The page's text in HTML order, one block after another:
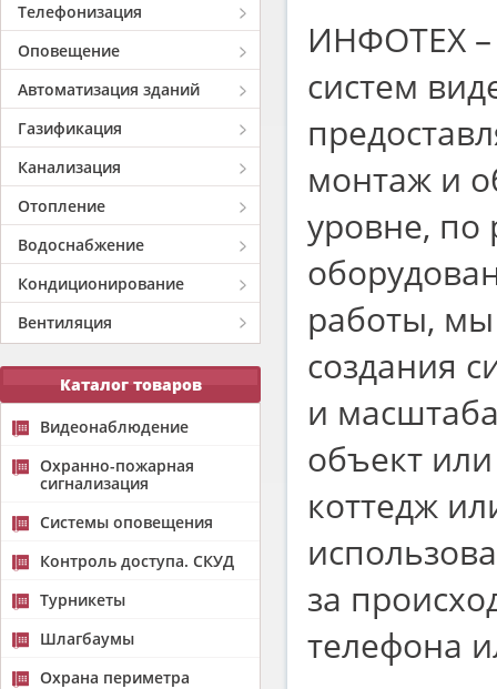
Телефонизация
Оповещение
Автоматизация зданий
Газификация
Канализация
Отопление
Водоснабжение
Кондиционирование
Вентиляция
Каталог товаров
Видеонаблюдение
Охранно-пожарная
сигнализация
Системы оповещения
Контроль доступа. СКУД
Турникеты
Шлагбаумы
Охрана периметра
ИНФОТЕХ –
систем
монтаж и
уровне, по
работы,
создания
и
объект
коттедж
за
телефона